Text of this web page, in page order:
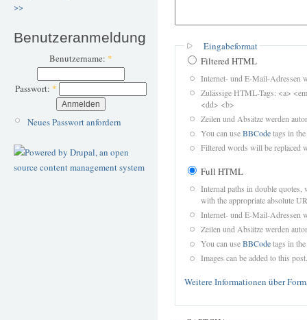
>>
Benutzeranmeldung
Benutzername: *
Passwort: *
Neues Passwort anfordern
Eingabeformat
Filtered HTML
Internet- und E-Mail-Adressen
Zulässige HTML-Tags: <a>
<dd> <b>
Zeilen und Absätze werden
You can useBBCodetags in
Filtered words will be replaced
Full HTML
Internal paths in double quotes,
with the appropriate absolute
Internet- und E-Mail-Adressen
Zeilen und Absätze werden
You can useBBCodetags in
Images can be added to this post.
Weitere Informationen über